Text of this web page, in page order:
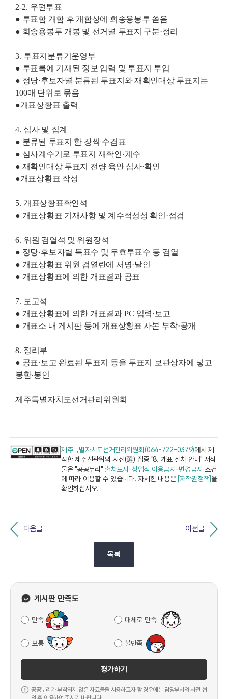
2-2. 우편투표
● 투표함 개함 후 개함상에 회송용봉투 쏟음
● 회송용봉투 개봉 및 선거별 투표지 구분·정리
3. 투표지분류기운영부
● 투표록에 기재된 정보 입력 및 투표지 투입
● 정당·후보자별 분류된 투표지와 재확인대상 투표지는
100매 단위로 묶음
●개표상황표 출력
4. 심사 및 집계
● 분류된 투표지 한 장씩 수검표
● 심사계수기로 투표지 재확인·계수
● 재확인대상 투표지 전량 육안 심사·확인
●개표상황표 작성
5. 개표상황표확인석
● 개표상황표 기재사항 및 계수적성성 확인·점검
6. 위원 검열석 및 위원장석
● 정당·후보자별 득표수 및 무효투표수 등 검열
● 개표상황표 위원 검열란에 서명·날인
● 개표상황표에 의한 개표결과 공표
7. 보고석
● 개표상황표에 의한 개표결과 PC 입력· 보고
● 개표소 내 게시판 등에 개표상황표 사본 부착·공개
8. 정리부
● 공표· 보고 완료된 투표지 등을 투표지 보관상자에 넣고
봉함·봉인
제주특별자치도선거관리위원회
제주특별자치도선거관리위원회(064-722-0379)에서 제
작한 제주선관위의 시선(選) 집중 "8. 개표 절차 안내" 저작
물은 "공공누리" 출처표시-상업적 이용금지-변경금지 조건
에 따라 이용할 수 있습니다. 자세한 내용은 [저작권정책]을
확인하십시오.
다음글 이전글
목록
게시판 만족도
만족 대체로 만족
보통 불만족
평가하기
공공누리가 부착되지 않은 자료들을 사용하고자 할 경우에는 담당부서와 사전 협